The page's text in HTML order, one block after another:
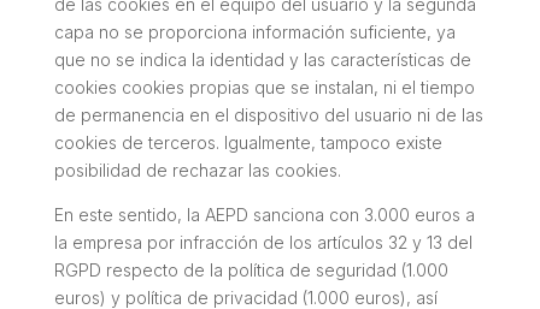
capa no se proporciona información suficiente, ya
que no se indica la identidad y las características de
cookies cookies propias que se instalan, ni el tiempo
de permanencia en el dispositivo del usuario ni de las
cookies de terceros. Igualmente, tampoco existe
posibilidad de rechazar las cookies.
En este sentido, la AEPD sanciona con 3.000 euros a
la empresa por infracción de los artículos 32 y 13 del
RGPD respecto de la política de seguridad (1.000
euros) y política de privacidad (1.000 euros), así